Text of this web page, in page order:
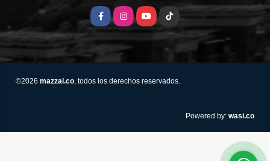
FacebookInstagramYouTube
TikTok
©2026 mazzal.co, todos los derechos reservados.
Powered by: wasi.co